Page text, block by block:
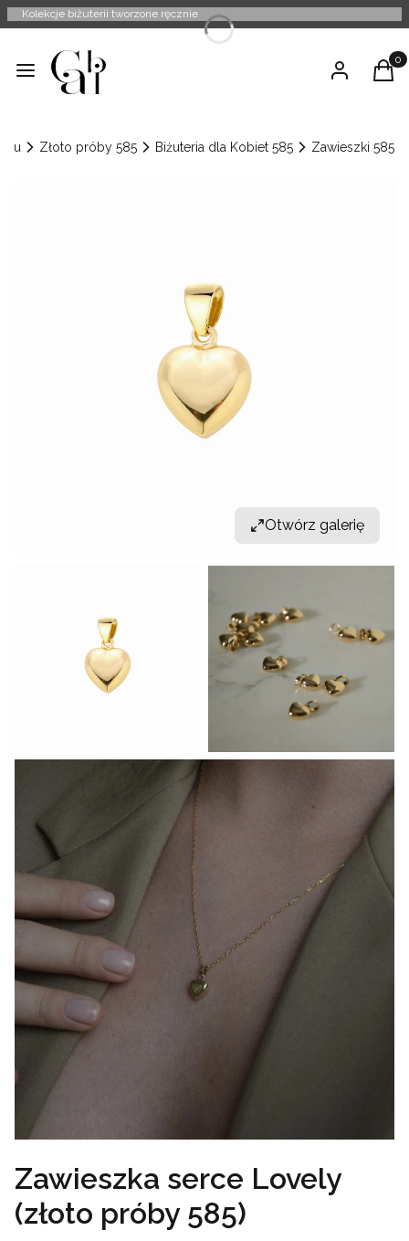
Kolekcje biżuterii tworzone ręcznie
Menu Zaloguj się
Złoto próby 585 Biżuteria dla Kobiet 585 Zawieszki 585
Otwórz galerię
Zawieszka serce Lovely
(złoto próby 585)